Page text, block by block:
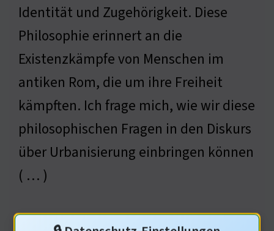
Identität und Zugehörigkeit. Diese
Philosophie erinnert an die
Existenzkämpfe von Menschen im
antiken Rom, die um ihre Freiheit
kämpften. Ich frage mich, wie wir diese
philosophischen Fragen in den Diskurs
über Urbanisierung einbringen können
( … )